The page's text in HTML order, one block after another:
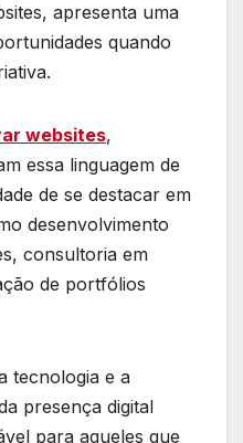
apresenta uma
quando
websites,
essa linguagem de
de se destacar em
desenvolvimento
consultoria em
de portfólios
tecnologia e a
presença digital
para aqueles que